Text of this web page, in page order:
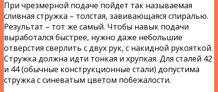
При чрезмерной подаче пойдет так называемая
сливная стружка – толстая, завивающаяся спиралью.
Результат – тот же самый. Чтобы навык подачи
выработался быстрее, нужно даже небольшие
отверстия сверлить с двух рук, с накидной рукояткой.
Стружка должна идти тонкая и хрупкая. Для сталей 42
и 44 (обычные конструкционные стали) допустима
стружка с синеватым цветом побежалости.